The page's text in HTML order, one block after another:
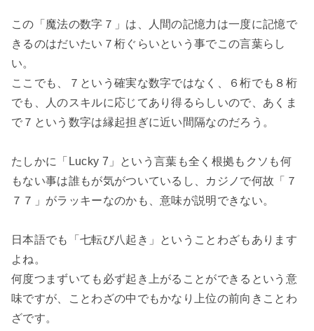
この「魔法の数字７」は、人間の記憶力は一度に記憶で
きるのはだいたい７桁ぐらいという事でこの言葉らし
い。
ここでも、７という確実な数字ではなく、６桁でも８桁
でも、人のスキルに応じてあり得るらしいので、あくま
で７という数字は縁起担ぎに近い間隔なのだろう。
たしかに「Lucky 7」という言葉も全く根拠もクソも何
もない事は誰もが気がついているし、カジノで何故「７
７７」がラッキーなのかも、意味が説明できない。
日本語でも「七転び八起き」ということわざもあります
よね。
何度つまずいても必ず起き上がることができるという意
味ですが、ことわざの中でもかなり上位の前向きことわ
ざです。